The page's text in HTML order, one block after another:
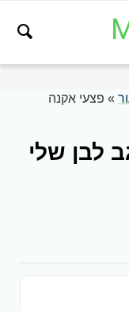
» פצעי אקנה
לבן שלי